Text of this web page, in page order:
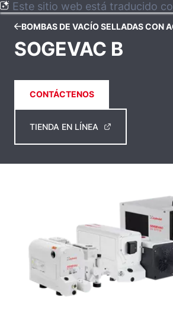
Este sitio web está traducido
BOMBAS DE VACÍO SELLADAS CON
SOGEVAC B
CONTÁCTENOS
TIENDA EN LÍNEA